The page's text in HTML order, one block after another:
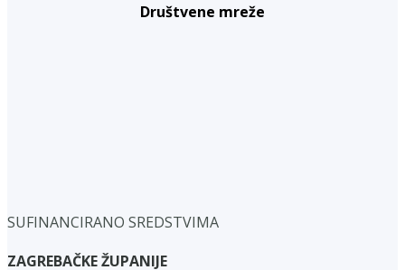
Društvene mreže
SUFINANCIRANO SREDSTVIMA
ZAGREBAČKE ŽUPANIJE